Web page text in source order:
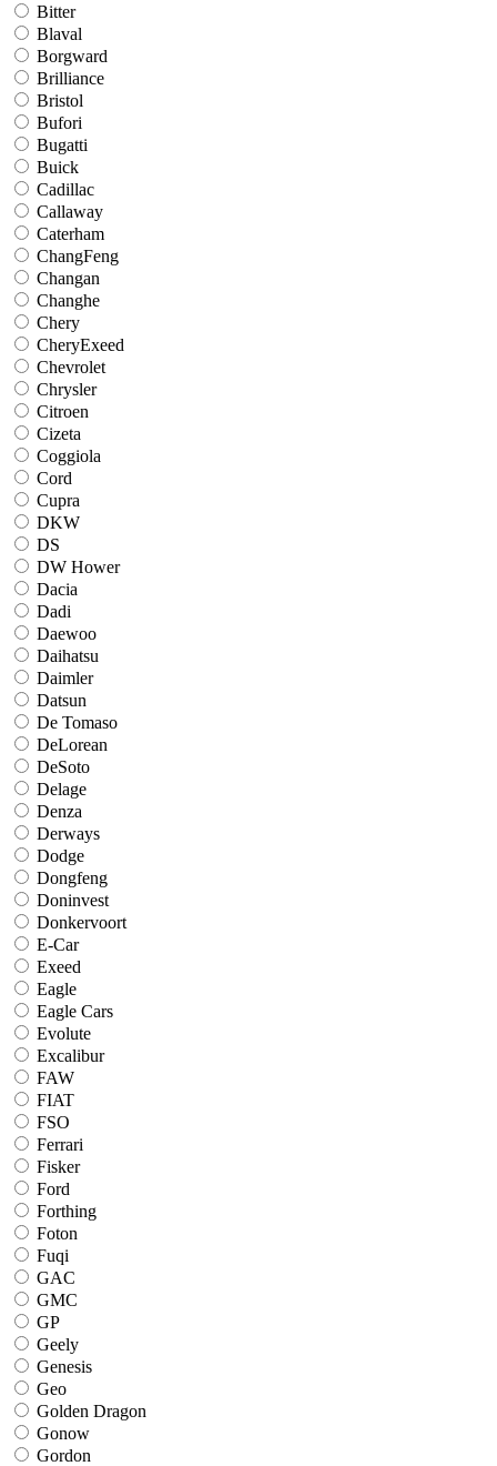
Bitter
Blaval
Borgward
Brilliance
Bristol
Bufori
Bugatti
Buick
Cadillac
Callaway
Caterham
ChangFeng
Changan
Changhe
Chery
CheryExeed
Chevrolet
Chrysler
Citroen
Cizeta
Coggiola
Cord
Cupra
DKW
DS
DW Hower
Dacia
Dadi
Daewoo
Daihatsu
Daimler
Datsun
De Tomaso
DeLorean
DeSoto
Delage
Denza
Derways
Dodge
Dongfeng
Doninvest
Donkervoort
E-Car
Exeed
Eagle
Eagle Cars
Evolute
Excalibur
FAW
FIAT
FSO
Ferrari
Fisker
Ford
Forthing
Foton
Fuqi
GAC
GMC
GP
Geely
Genesis
Geo
Golden Dragon
Gonow
Gordon